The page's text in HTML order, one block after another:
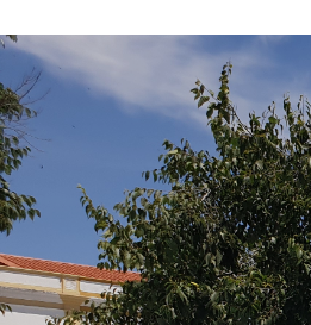
ÁREA TÉCNICA
PROJETOS